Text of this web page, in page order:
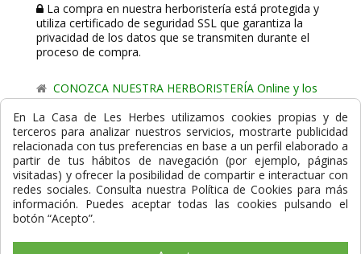
La compra en nuestra herboristería está protegida y
utiliza certificado de seguridad SSL que garantiza la
privacidad de los datos que se transmiten durante el
proceso de compra.
CONOZCA NUESTRA HERBORISTERÍA Online y los
comercio de proximidad de La Casa de les Herbes.
Powered byGesdi.com E-Commerce - Tiendas online
profesionales y seguras
Formas de Pago
En La Casa de Les Herbes utilizamos cookies propias y de
terceros para analizar nuestros servicios, mostrarte publicidad
relacionada con tus preferencias en base a un perfil elaborado a
partir de tus hábitos de navegación (por ejemplo, páginas
visitadas) y ofrecer la posibilidad de compartir e interactuar con
redes sociales. Consulta nuestra Política de Cookies para más
información. Puedes aceptar todas las cookies pulsando el
botón “Acepto”.